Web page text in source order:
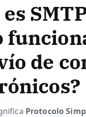
de
Protocolo